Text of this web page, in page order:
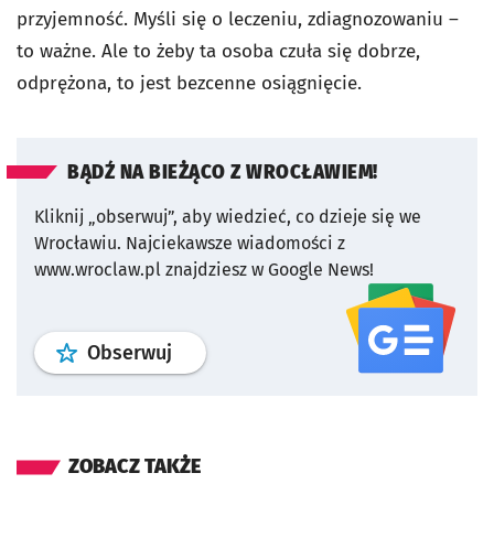
przyjemność. Myśli się o leczeniu, zdiagnozowaniu –
to ważne. Ale to żeby ta osoba czuła się dobrze,
odprężona, to jest bezcenne osiągnięcie.
BĄDŹ NA BIEŻĄCO Z WROCŁAWIEM!
Kliknij „obserwuj”, aby wiedzieć, co dzieje się we
Wrocławiu. Najciekawsze wiadomości z
www.wroclaw.pl znajdziesz w Google News!
Obserwuj profil serwisu
ZOBACZ TAKŻE